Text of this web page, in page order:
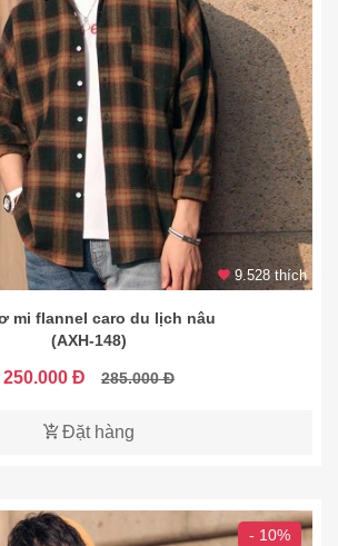
9.528 thích
mi flannel caro du lịch nâu
(AXH-148)
250.000 Đ 285.000 Đ
Đặt hàng
- 10%